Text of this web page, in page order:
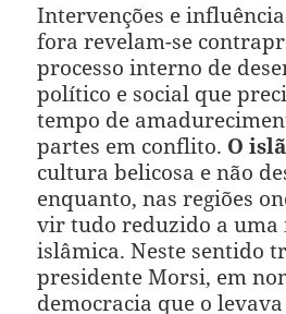
Intervenções e
fora revelam-se
processo interno de
político e social que
tempo de
partes em conflito. O
cultura belicosa e não
enquanto, nas regiões
vir tudo reduzido a uma
islâmica. Neste sentido
presidente Morsi, em
democracia que o